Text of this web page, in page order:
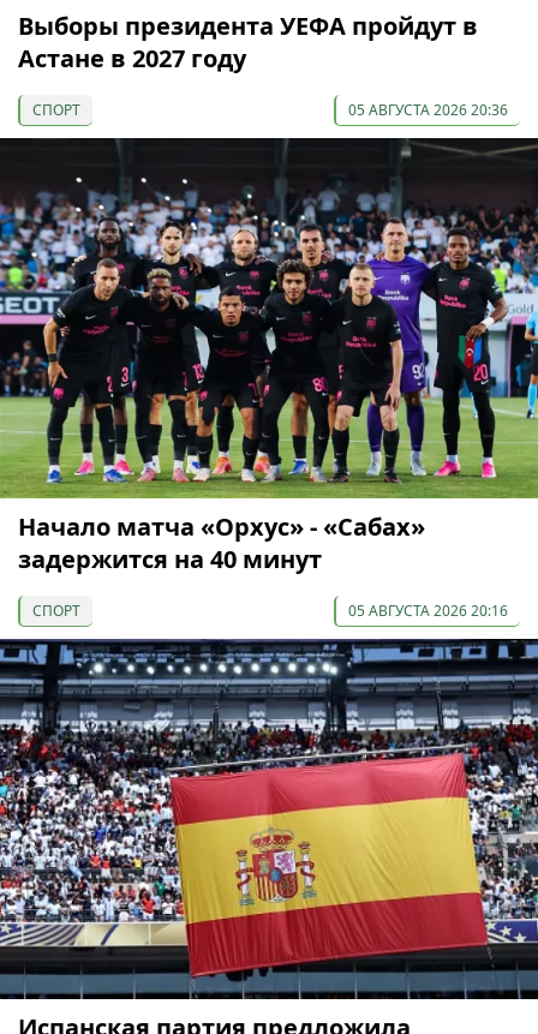
Выборы президента УЕФА пройдут в
Астане в 2027 году
СПОРТ 05 АВГУСТА 2026 20:36
Начало матча «Орхус» - «Сабах»
задержится на 40 минут
СПОРТ 05 АВГУСТА 2026 20:16